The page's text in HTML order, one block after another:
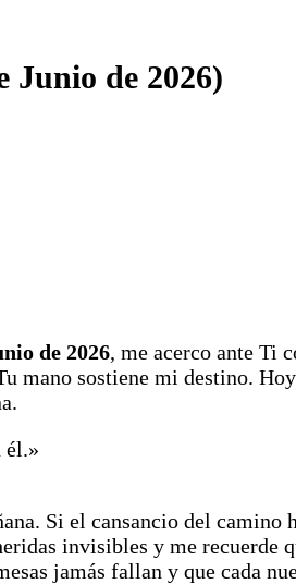
Junio de 2026)
de 2026, me acerco ante Ti
mano sostiene mi destino.
él.»
Si el cansancio del camino
invisibles y me recuerde
jamás fallan y que cada